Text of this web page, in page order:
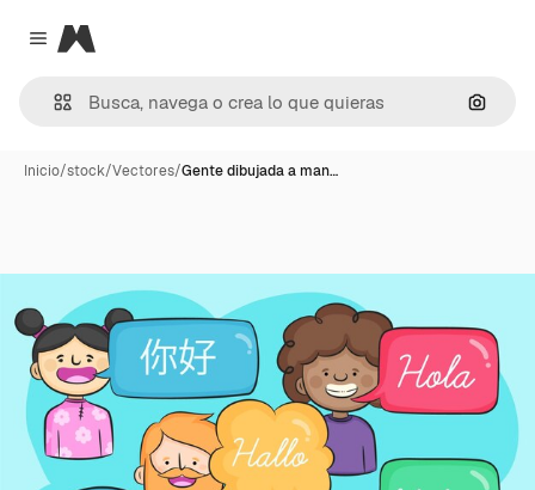
Close menu
Magnific
Inicio/stock/Vectores/Gente dibujada a man…